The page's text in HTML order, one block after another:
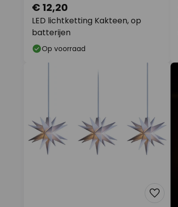
LED lichtketting Kakteen, op
batterijen
€ 12,20
Op voorraad